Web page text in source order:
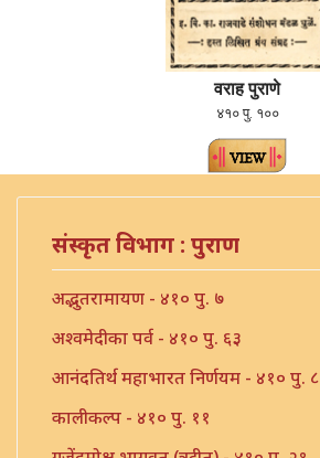
वराह पुराणे
४१० पु. १००
संस्कृत विभाग : पुराण
अद्भुतरामायण - ४१० पु. ७
अश्वमेदीका पर्व - ४१० पु. ६३
आनंदतिर्थ महाभारत निर्णयम - ४१० पु. ८
कालीकल्प - ४१० पु. ११